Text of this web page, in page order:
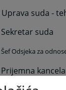
Uprava suda -
suda
Šef Odsjeka za